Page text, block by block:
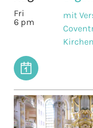
Fri
6 pm
mit